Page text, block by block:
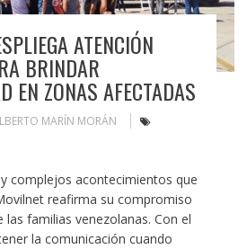
ATENCIÓN
BRINDAR
EN ZONAS AFECTADAS
MARÍN MORÁN
complejos acontecimientos que
reafirma su compromiso
las familias venezolanas. Con el
la comunicación cuando